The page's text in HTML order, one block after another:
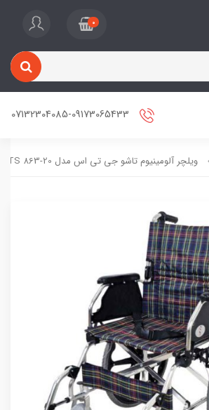
0
ویلچر آلومینیوم تاشو جی تی اس مدل JTS 863-20